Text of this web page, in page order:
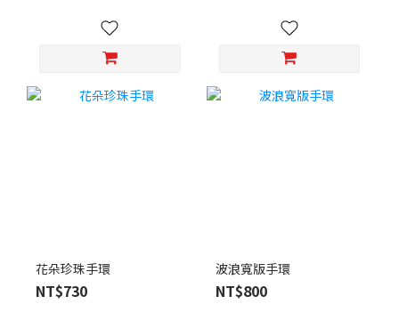
花朵珍珠手環
NT$730
波浪寬版手環
NT$800